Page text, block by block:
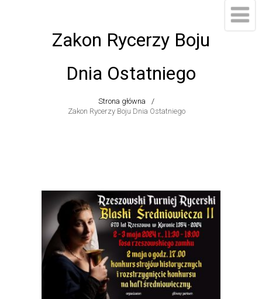
Zakon Rycerzy Boju
Dnia Ostatniego
Strona główna
Zakon Rycerzy Boju Dnia Ostatniego